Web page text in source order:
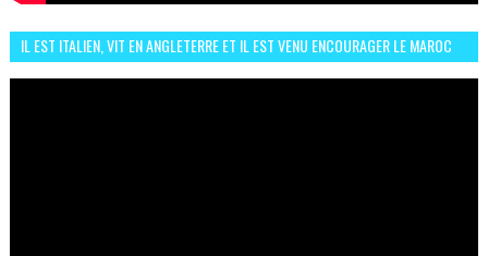
IL EST ITALIEN, VIT EN ANGLETERRE ET IL EST VENU ENCOURAGER LE MAROC